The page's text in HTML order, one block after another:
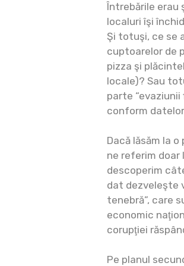
Întrebările erau
localuri îşi
Şi totuşi, ce se
cuptoarelor de
pizza şi
locale)? Sau
parte “evaziunii
conform
Dacă lăsăm la
ne referim doar
descoperim
dat dezveleşte
tenebră”, care
economic
corupţiei
Pe planul